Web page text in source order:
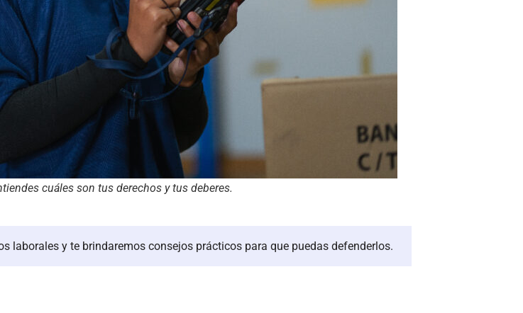
cuáles son tus derechos y tus deberes.
laborales y te brindaremos consejos prácticos para que puedas defenderlos.